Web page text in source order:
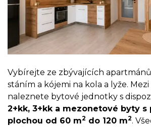
Vybírejte ze zbývajících apartmánů
stáním a kójemi na kola a lyže. Mezi
naleznete bytové jednotky s
2+kk, 3+kk a mezonetové byty s
plochou od 60 m2 do 120 m2.